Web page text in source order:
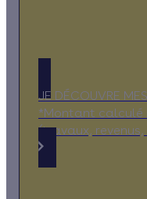
JE DÉCOUVRE
*Montant calculé
(travaux,